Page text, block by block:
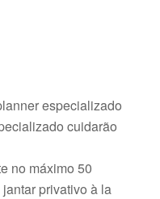
especializado
cuidarão
no máximo 50
privativo à la